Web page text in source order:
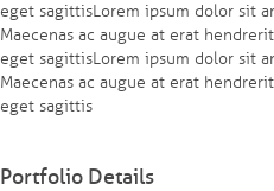
eget sagittisLorem ipsum dolor sit
Maecenas ac augue at erat
eget sagittisLorem ipsum dolor sit
Maecenas ac augue at erat
eget sagittis
Portfolio Details